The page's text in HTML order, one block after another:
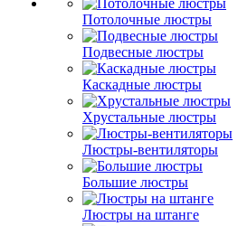
Потолочные люстры
Подвесные люстры
Каскадные люстры
Хрустальные люстры
Люстры-вентиляторы
Большие люстры
Люстры на штанге